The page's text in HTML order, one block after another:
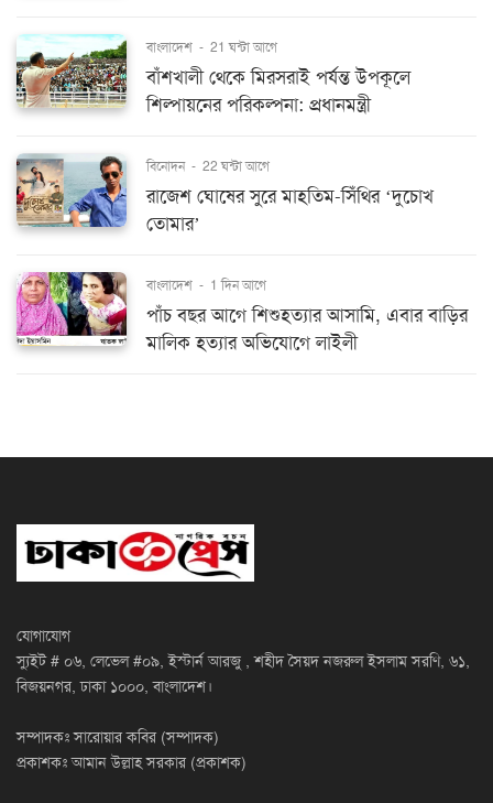
বাংলাদেশ - 21 ঘন্টা আগে
বাঁশখালী থেকে মিরসরাই পর্যন্ত উপকূলে
শিল্পায়নের পরিকল্পনা: প্রধানমন্ত্রী
বিনোদন - 22 ঘন্টা আগে
রাজেশ ঘোষের সুরে মাহতিম-সিঁথির ‘দুচোখ
তোমার’
বাংলাদেশ - 1 দিন আগে
পাঁচ বছর আগে শিশুহত্যার আসামি, এবার বাড়ির
মালিক হত্যার অভিযোগে লাইলী
যোগাযোগ
স্যুইট # ০৬, লেভেল #০৯, ইস্টার্ন আরজু , শহীদ সৈয়দ নজরুল ইসলাম সরণি, ৬১,
বিজয়নগর, ঢাকা ১০০০, বাংলাদেশ।
সম্পাদকঃ সারোয়ার কবির (সম্পাদক)
প্রকাশকঃ আমান উল্লাহ সরকার (প্রকাশক)